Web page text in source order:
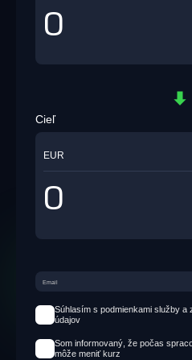
Cieľ
EUR
Súhlasím s podmienkami služby
údajov
Som informovaný, že počas
môže meniť kurz